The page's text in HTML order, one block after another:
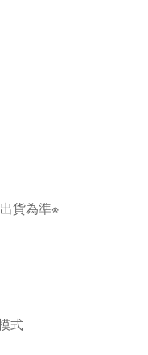
貨為準※
式